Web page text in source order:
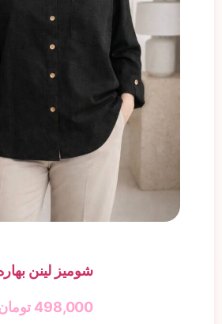
شومیز لینن بهاره
498,000 تومان